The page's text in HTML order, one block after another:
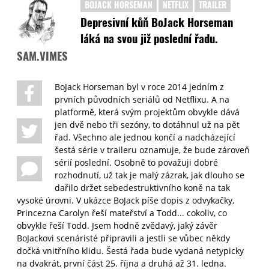
SAM.VIMES
BOJACK HORSEMAN NETFLIX TRAILER
Depresivní kůň BoJack Horseman
láká na svou již poslední řadu.
BoJack Horseman byl v roce 2014 jedním z
prvních původních seriálů od Netflixu. A na
platformě, která svým projektům obvykle dává
jen dvě nebo tři sezóny, to dotáhnul už na pět
řad. Všechno ale jednou končí a nadcházející
šestá série v traileru oznamuje, že bude zároveň
sérií poslední. Osobně to považuji dobré
rozhodnutí, už tak je malý zázrak, jak dlouho se
dařilo držet sebedestruktivního koně na tak
vysoké úrovni. V ukázce BoJack píše dopis z odvykačky,
Princezna Carolyn řeší mateřství a Todd... cokoliv, co
obvykle řeší Todd. Jsem hodně zvědavý, jaký závěr
BoJackovi scenáristé připravili a jestli se vůbec někdy
dočká vnitřního klidu. Šestá řada bude vydaná netypicky
na dvakrát, první část 25. října a druhá až 31. ledna.